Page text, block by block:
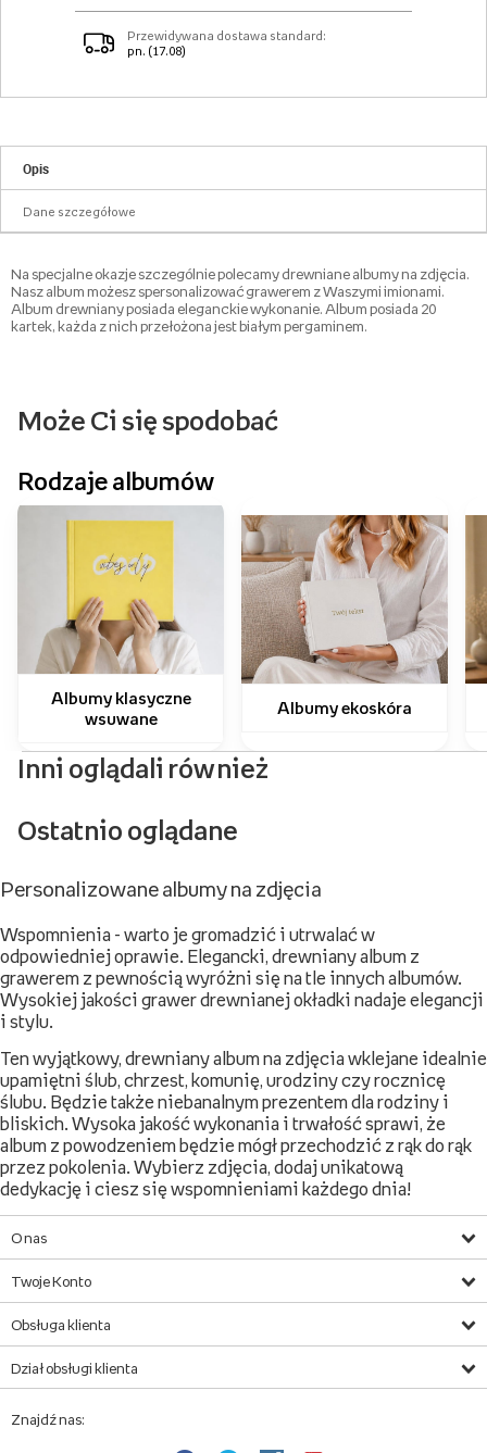
Przewidywana dostawa standard:
pn. (17.08)
Opis
Dane szczegółowe
Na specjalne okazje szczególnie polecamy drewniane albumy na zdjęcia.
Nasz album możesz spersonalizować grawerem z Waszymi imionami.
Album drewniany posiada eleganckie wykonanie. Album posiada 20
kartek, każda z nich przełożona jest białym pergaminem.
Może Ci się spodobać
Rodzaje albumów
Albumy klasyczne
wsuwane
Albumy ekoskóra
Inni oglądali również
Ostatnio oglądane
Personalizowane albumy na zdjęcia
Wspomnienia - warto je gromadzić i utrwalać w
odpowiedniej oprawie. Elegancki, drewniany album z
grawerem z pewnością wyróżni się na tle innych albumów.
Wysokiej jakości grawer drewnianej okładki nadaje elegancji
i stylu.
Ten wyjątkowy, drewniany album na zdjęcia wklejane idealnie
upamiętni ślub, chrzest, komunię, urodziny czy rocznicę
ślubu. Będzie także niebanalnym prezentem dla rodziny i
bliskich. Wysoka jakość wykonania i trwałość sprawi, że
album z powodzeniem będzie mógł przechodzić z rąk do rąk
przez pokolenia. Wybierz zdjęcia, dodaj unikatową
dedykację i ciesz się wspomnieniami każdego dnia!
O nas
Twoje Konto
Obsługa klienta
Dział obsługi klienta
Znajdź nas: